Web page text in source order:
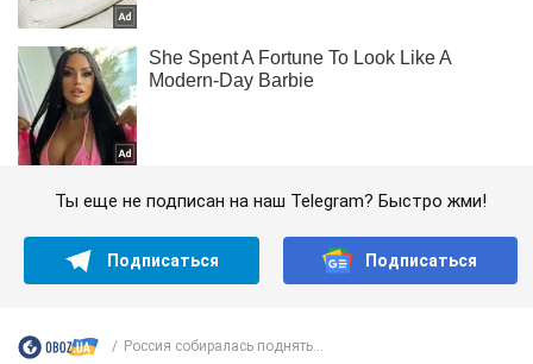
Ты еще не подписан на наш Telegram? Быстро жми!
Подписаться Подписаться
Россия собиралась поднять...